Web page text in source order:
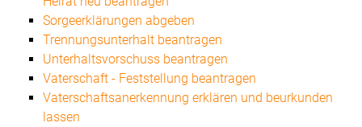
Sorgeerklärungen abgeben
Trennungsunterhalt beantragen
Unterhaltsvorschuss beantragen
Vaterschaft - Feststellung beantragen
Vaterschaftsanerkennung erklären und beurkunden
lassen